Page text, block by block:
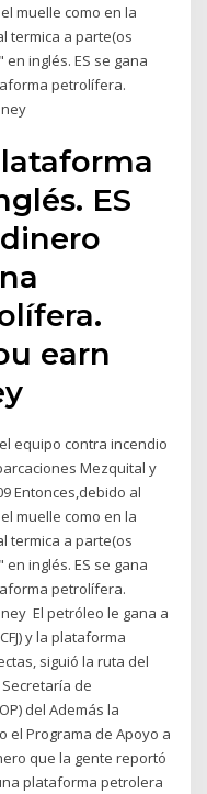
muelle como en la
termica a parte(os
inglés. ES se gana
petrolífera.
ES
earn
equipo contra incendio
Mezquital y
Entonces,debido al
muelle como en la
termica a parte(os
inglés. ES se gana
petrolífera.
El petróleo le gana a
y la plataforma
siguió la ruta del
de
del Además la
el Programa de Apoyo a
que la gente reportó
plataforma petrolera